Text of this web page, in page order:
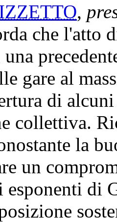
,
che l'atto
gare al
di
collettiva.
la
un
esponenti di